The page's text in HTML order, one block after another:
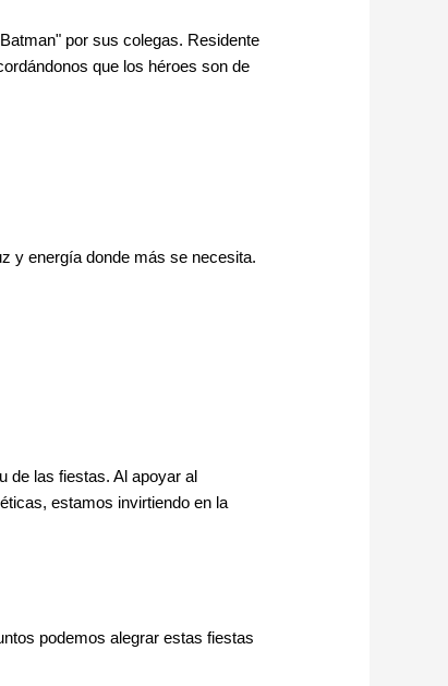
por sus colegas. Residente
que los héroes son de
y energía donde más se necesita.
de las fiestas. Al apoyar al
estamos invirtiendo en la
podemos alegrar estas fiestas